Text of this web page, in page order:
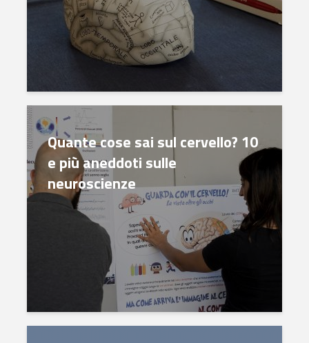
Quante cose sai sul cervello? 10
e più aneddoti sulle
neuroscienze